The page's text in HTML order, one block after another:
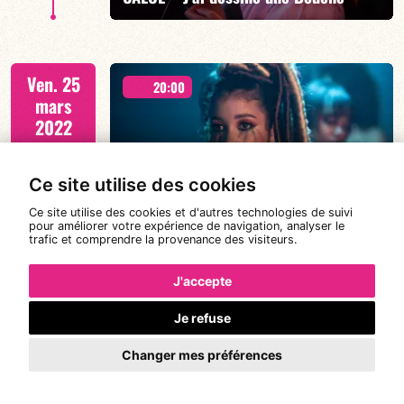
Ce site utilise des cookies
Ce site utilise des cookies et d'autres technologies de suivi
pour améliorer votre expérience de navigation, analyser le
trafic et comprendre la provenance des visiteurs.
J'accepte
Je refuse
Changer mes préférences
EN SAVOIR PLUS
Hommage à NAT KING COLE
EN SAVOIR PLUS
Ven. 25
mars
2022
20:00
CAMILLE CONSTANTIN DA SILVA
"GILDAA"
22:00
CAMILLE CONSTANTIN DA SILVA
"GILDAA"